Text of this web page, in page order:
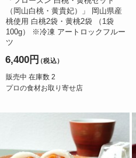
（岡山白桃・黄貴妃）」 岡山県産
桃使用 白桃2袋・黄桃2袋 （1袋
100g） ※冷凍 アートロックフルー
ツ
6,400円（税込）
販売中 在庫数 2
プロの食材お取り寄せ店